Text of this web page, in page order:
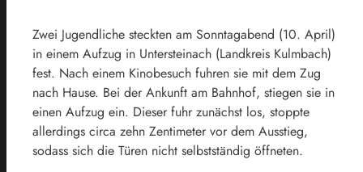
Zwei Jugendliche steckten am Sonntagabend (10. April)
in einem Aufzug in Untersteinach (Landkreis Kulmbach)
fest. Nach einem Kinobesuch fuhren sie mit dem Zug
nach Hause. Bei der Ankunft am Bahnhof, stiegen sie in
einen Aufzug ein. Dieser fuhr zunächst los, stoppte
allerdings circa zehn Zentimeter vor dem Ausstieg,
sodass sich die Türen nicht selbstständig öffneten.